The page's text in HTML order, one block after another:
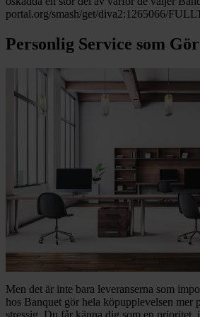
portal.org/smash/get/diva2:1265066/
Personlig Service som
Men det är inte bara leveranserna som
hos Banquet gör hela köpupplevelsen mer